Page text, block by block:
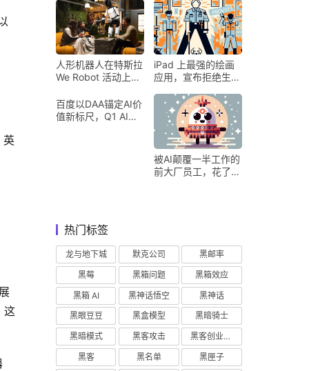
英
这
人形机器人在特斯拉
We Robot 活动上为
iPad 上最强的绘画
应用，宣布拒绝生成
百度以DAA锚定AI价
值新标尺，Q1 AI营
被AI颠覆一半工作的
前大厂员工，花了8
热门标签
龙与地下城 默克公司
黑邮率
黑莓
黑箱问题
黑箱效应
黑箱 AI
黑神话悟空
黑神话
黑眼豆豆
黑盒模型
黑暗骑士
黑暗模式
黑客攻击
黑客创业主义
黑客
黑名单
黑匣子